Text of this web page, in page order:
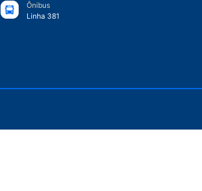
Ônibus
Linha 381